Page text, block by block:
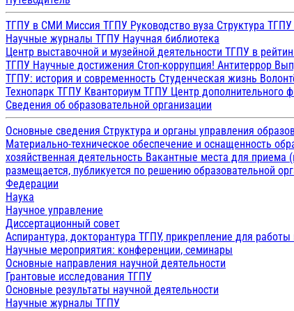
ТГПУ в СМИ Миссия ТГПУ Руководство вуза Структура ТГПУ
Научные журналы ТГПУ Научная библиотека
Центр выставочной и музейной деятельности ТГПУ в
ТГПУ Научные достижения Стоп-коррупция! Антитеррор
ТГПУ: история и современность Студенческая жизнь
Технопарк ТГПУ Кванториум ТГПУ Центр дополнительного
Сведения об образовательной организации
Основные сведения Структура и органы управления
Материально-техническое обеспечение и оснащенность
хозяйственная деятельность Вакантные места для приема
размещается, публикуется по решению образовательной
Федерации
Наука
Научное управление
Диссертационный совет
Аспирантура, докторантура ТГПУ, прикрепление для
Научные мероприятия: конференции, семинары
Основные направления научной деятельности
Грантовые исследования ТГПУ
Основные результаты научной деятельности
Научные журналы ТГПУ